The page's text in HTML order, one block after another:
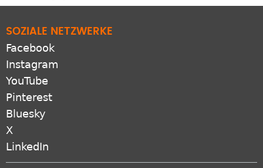
SOZIALE NETZWERKE
Facebook
Instagram
YouTube
Pinterest
Bluesky
X
LinkedIn